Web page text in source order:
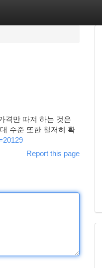
격만 따져 하는 것은
수준 또한 철저히 확
Report this page